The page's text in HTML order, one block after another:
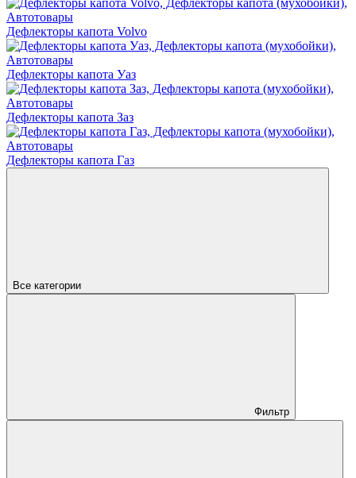
Дефлекторы капота Volvo
Дефлекторы капота Уаз
Дефлекторы капота Заз
Дефлекторы капота Газ
Все категории
Фильтр